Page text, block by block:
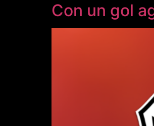
Con un gol